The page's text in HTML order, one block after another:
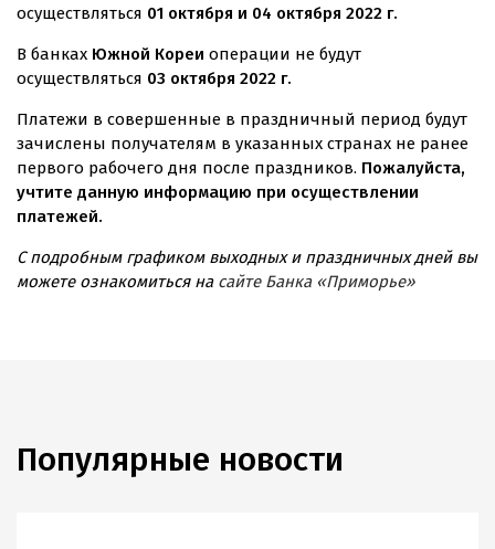
осуществляться 01 октября и 04 октября 2022 г.
В банках Южной Кореи операции не будут
осуществляться 03 октября 2022 г.
Платежи в совершенные в праздничный период будут
зачислены получателям в указанных странах не ранее
первого рабочего дня после праздников. Пожалуйста,
учтите данную информацию при осуществлении
платежей.
С подробным графиком выходных и праздничных дней вы
можете ознакомиться на сайте Банка «Приморье»
Популярные новости